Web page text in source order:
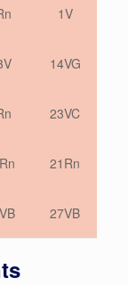
1V
14VG
23VC
21Rn
27VB